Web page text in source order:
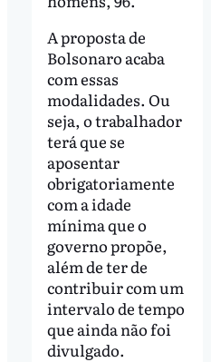
A proposta de
Bolsonaro acaba
com essas
modalidades. Ou
seja, o trabalhador
terá que se
aposentar
obrigatoriamente
com a idade
mínima que o
governo propõe,
além de ter de
contribuir com um
intervalo de tempo
que ainda não foi
divulgado.